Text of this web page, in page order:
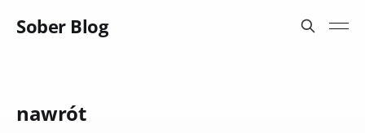
Sober Blog
nawrót